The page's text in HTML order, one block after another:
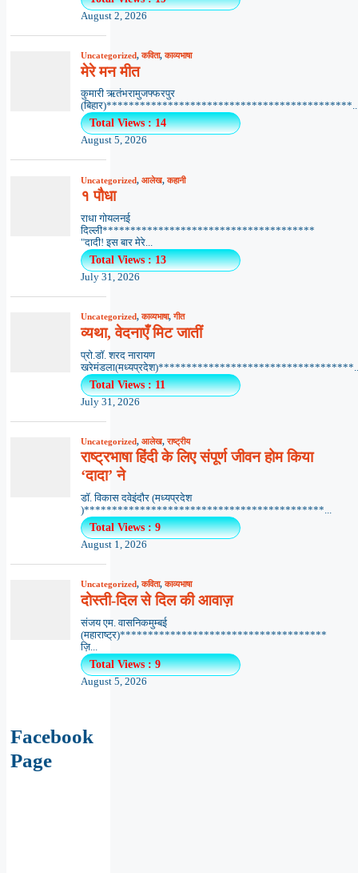
August 2, 2026
Uncategorized,कविता,काव्यभाषा
मेरे मन मीत
कुमारी ऋतंभरामुजफ्फरपुर
Total Views : 14
August 5, 2026
Uncategorized, आलेख,कहानी
१ पौधा
राधा गोयलनई
दिल्ली**************************************
"दादी! इस बार मेरे...
Total Views : 13
July 31, 2026
Uncategorized,काव्यभाषा,गीत
व्यथा, वेदनाएँ मिट जातीं
प्रो.डॉ. शरद नारायण
Total Views : 11
July 31, 2026
Uncategorized, आलेख,राष्ट्रीय
राष्ट्रभाषा हिंदी के लिए संपूर्ण जीवन होम किया
‘दादा’ ने
डॉ. विकास दवेइंदौर (मध्यप्रदेश
)*******************************************...
Total Views : 9
August 1, 2026
Uncategorized,कविता,काव्यभाषा
दोस्ती-दिल से दिल की आवाज़
संजय एम. वासनिकमुम्बई
(महाराष्ट्र)*************************************
ज़ि...
Total Views : 9
August 5, 2026
Facebook
Page